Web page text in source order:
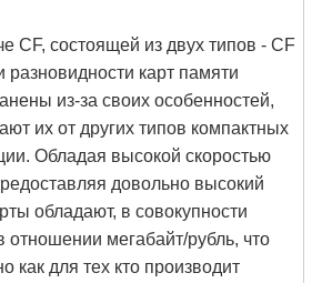
CF, состоящей из двух типов - CF
разновидности карт памяти
из-за своих особенностей,
их от других типов компактных
Обладая высокой скоростью
довольно высокий
обладают, в совокупности
отношении мегабайт/рубль, что
как для тех кто производит